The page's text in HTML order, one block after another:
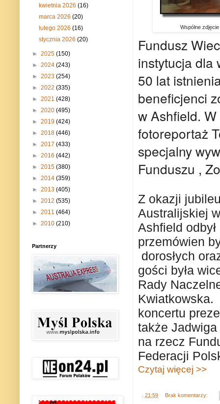
Wspólne
Fundusz
instytucja dla
50 lat
beneficjenci
w Ashfield.
fotoreportaż
specjalny
Funduszu ,
Z okazji
Australijskiej
Ashfield
przemówien
dorosłych
gości była
Rady
Kwiatkowska.
koncertu
także
na rzecz
Federacji
Czytaj więcej >>
21:59 Brak komentarzy:
kwietnia 2026(16)
marca 2026(20)
lutego 2026(16)
stycznia 2026(20)
► 2025 (150)
► 2024 (243)
► 2023 (254)
► 2022 (335)
► 2021 (428)
► 2020 (495)
► 2019 (424)
► 2018 (446)
► 2017 (433)
► 2016 (442)
► 2015 (380)
► 2014 (359)
► 2013 (405)
► 2012 (535)
► 2011 (464)
► 2010 (210)
Partnerzy